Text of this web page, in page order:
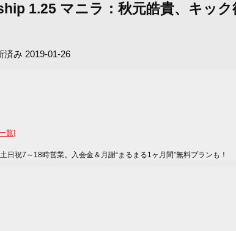
1.25 マニラ：秋元皓貴、キッ
済み 2019-01-26
覧]
日祝7～18時営業。入会金＆月謝“まるまる1ヶ月間”無料プランも！